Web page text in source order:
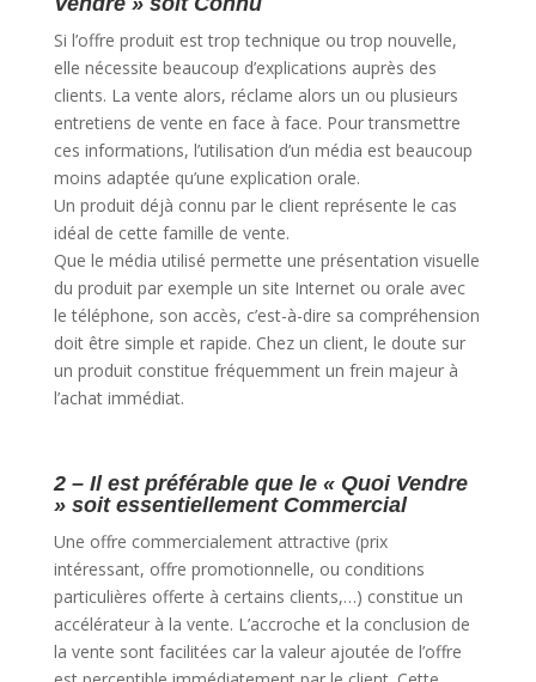
Si l’offre produit est trop technique ou trop nouvelle,
elle nécessite beaucoup d’explications auprès des
clients. La vente alors, réclame alors un ou plusieurs
entretiens de vente en face à face. Pour transmettre
ces informations, l’utilisation d’un média est beaucoup
moins adaptée qu’une explication orale.
Un produit déjà connu par le client représente le cas
idéal de cette famille de vente.
Que le média utilisé permette une présentation visuelle
du produit par exemple un site Internet ou orale avec
le téléphone, son accès, c’est-à-dire sa compréhension
doit être simple et rapide. Chez un client, le doute sur
un produit constitue fréquemment un frein majeur à
l’achat immédiat.
2 – Il est préférable que le « Quoi Vendre
» soit essentiellement Commercial
Une offre commercialement attractive (prix
intéressant, offre promotionnelle, ou conditions
particulières offerte à certains clients,…) constitue un
accélérateur à la vente. L’accroche et la conclusion de
la vente sont facilitées car la valeur ajoutée de l’offre